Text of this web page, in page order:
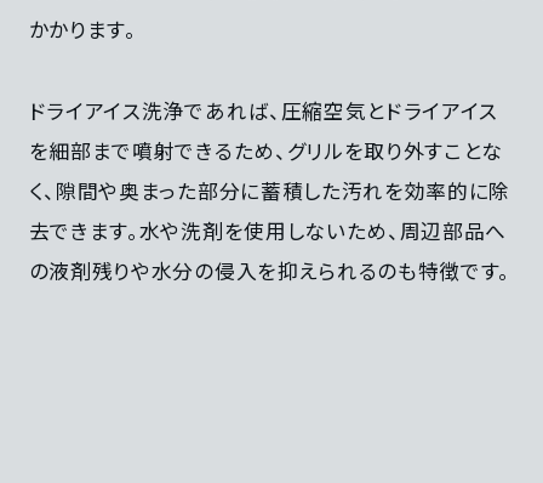
かかります。
ドライアイス洗浄であれば、圧縮空気とドライアイス
を細部まで噴射できるため、グリルを取り外すことな
く、隙間や奥まった部分に蓄積した汚れを効率的に除
去できます。水や洗剤を使用しないため、周辺部品へ
の液剤残りや水分の侵入を抑えられるのも特徴です。